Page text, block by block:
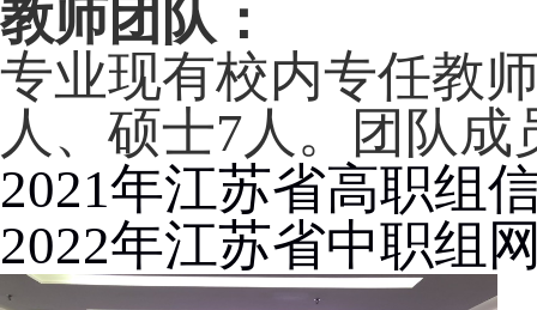
教师团队：
专业现有校内专任教
人、硕士7人。团队成
2021年江苏省高职组
2022年江苏省中职组